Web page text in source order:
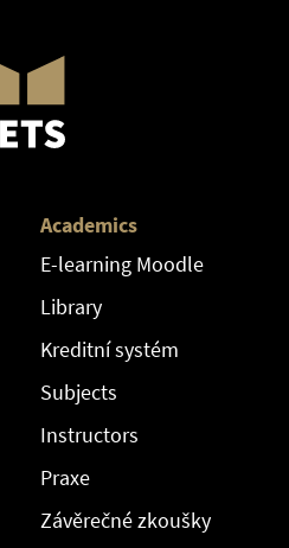
Academics
E-learning Moodle
Library
Kreditní systém
Subjects
Instructors
Praxe
Závěrečné zkoušky